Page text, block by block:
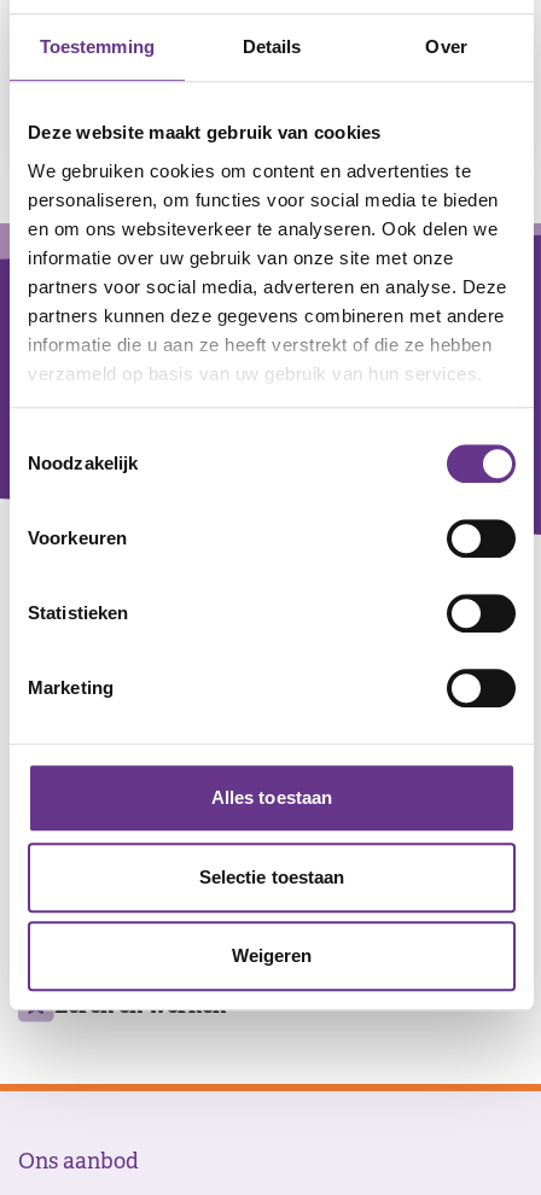
Toestemming Details Over
Deze website maakt gebruik van cookies
We gebruiken cookies om content en advertenties te
personaliseren, om functies voor social media te bieden
en om ons websiteverkeer te analyseren. Ook delen we
informatie over uw gebruik van onze site met onze
partners voor social media, adverteren en analyse. Deze
partners kunnen deze gegevens combineren met andere
informatie die u aan ze heeft verstrekt of die ze hebben
verzameld op basis van uw gebruik van hun services.
Noodzakelijk
Voorkeuren
Statistieken
Marketing
Alles toestaan
Selectie toestaan
Weigeren
Door muziek in te zetten tijdens een activiteit,
Footer
Voor algemene en zakelijke vragen
Wijersstraat 1, 3811 MZ Amersfoort
Ons
Wonen en logeren
Ondersteuning
Leren en werken
Ons aanbod